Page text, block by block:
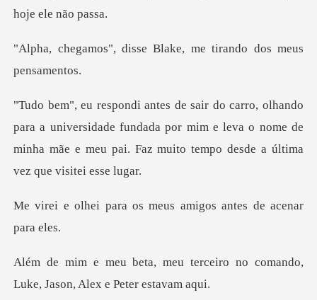
sse Blake, me tirando
universidade fundada por mim e leva o nome de
minha mãe e meu
os meus amigos antes
erceiro no comando,
Luke, Jas